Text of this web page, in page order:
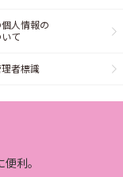
人情報の
て
者標識
利。